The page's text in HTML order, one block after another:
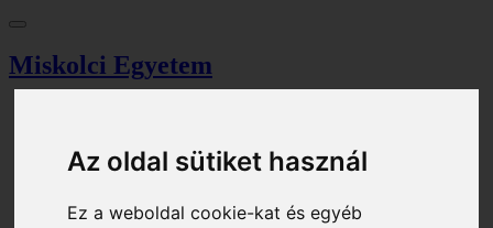
Az oldal sütiket használ
Ez a weboldal cookie-kat és egyéb
Miskolci Egyetem
Magazin
Tallózó
Jegyiroda